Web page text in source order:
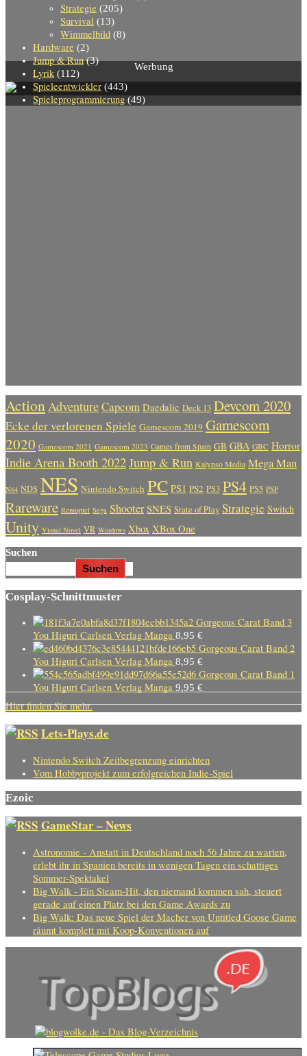
Strategie (205)
Survival (13)
Wimmelbild (8)
Hardware (2)
Jump & Run(3)
Lyrik (112)
Spieleentwickler (443)
Spieleprogrammierung (49)
Werbung
Action AdventureCapcom Daedalic Deck 13 Devcom 2020
Ecke der verlorenen Spiele Gamescom 2019 Gamescom
2020 Gamescom 2021 Gamescom 2023 Games from Spain GB GBA GBC Horror
Indie Arena Booth 2022Jump & Run Kalypso Media Mega Man
N64 NDS NES Nintendo Switch PC PS1 PS2 PS3 PS4 PS5 PSP
Rareware Rennspiel Sega Shooter SNES State of Play Strategie Switch
Unity Visual Novel VR Windows Xbox XBox One
Suchen
Suchen
Cosplay-Schnittmuster
Gorgeous Carat Band 3
You Higuri Carlsen Verlag Manga 8,95 €
Gorgeous Carat Band 2
You Higuri Carlsen Verlag Manga 8,95 €
Gorgeous Carat Band 1
You Higuri Carlsen Verlag Manga 9,95 €
Hier finden Sie mehr.
Lets-Plays.de
Nintendo Switch Zeitbegrenzung einrichten
Vom Hobbyprojekt zum erfolgreichen Indie-Spiel
Ezoic
GameStar – News
Astronomie - Anstatt in Deutschland noch 56 Jahre zu warten,
erlebt ihr in Spanien bereits in wenigen Tagen ein schattiges
Sommer-Spektakel
Big Walk - Ein Steam-Hit, den niemand kommen sah, steuert
gerade auf einen Platz bei den Game Awards zu
Big Walk: Das neue Spiel der Macher von Untitled Goose Game
räumt komplett mit Koop-Konventionen auf